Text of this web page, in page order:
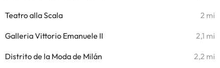
Teatro alla Scala 2 mi
Galleria Vittorio Emanuele II 2,1 mi
Distrito de la Moda de Milán 2,2 mi